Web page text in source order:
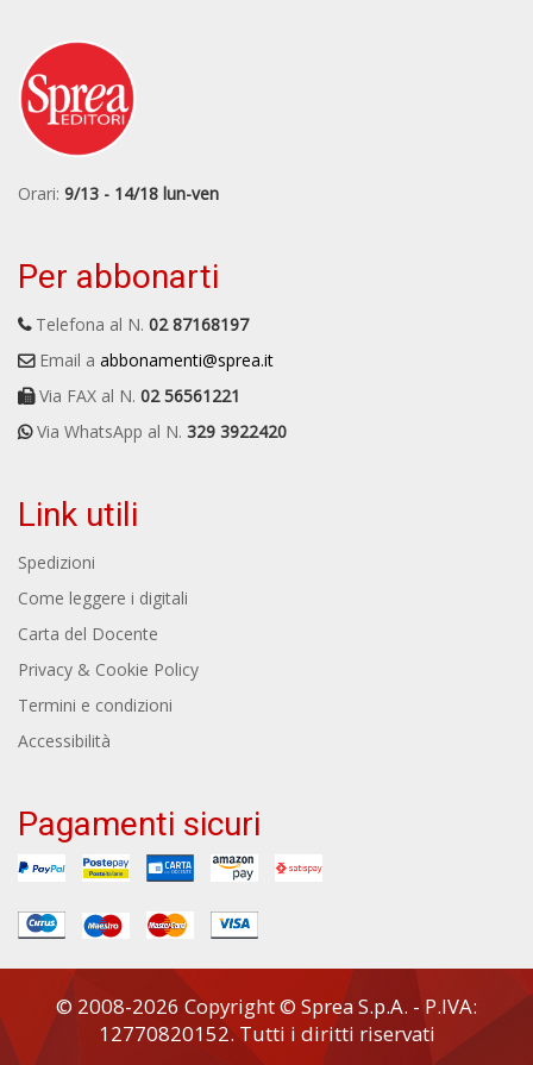
Orari: 9/13 - 14/18 lun-ven
Per abbonarti
Telefona al N. 02 87168197
Email a abbonamenti@sprea.it
Via FAX al N. 02 56561221
Via WhatsApp al N. 329 3922420
Link utili
Spedizioni
Come leggere i digitali
Carta del Docente
Privacy & Cookie Policy
Termini e condizioni
Accessibilità
Pagamenti sicuri
© 2008-2026 Copyright © Sprea S.p.A. - P.IVA:
12770820152. Tutti i diritti riservati